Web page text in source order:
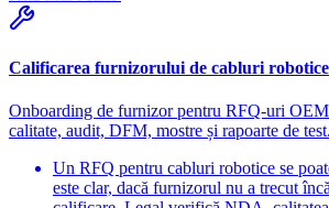
Calificarea furnizorului de cabluri robotice
Onboarding de furnizor pentru RFQ-uri
calitate, audit, DFM, mostre și rapoarte de test.
Un RFQ pentru cabluri robotice se
este clar, dacă furnizorul nu a trecut